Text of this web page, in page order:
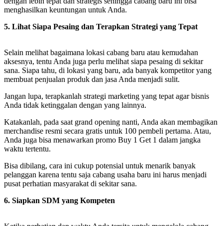
menghasilkan keuntungan untuk Anda.
5. Lihat Siapa Pesaing dan Terapkan Strategi yang Tepat
Selain melihat bagaimana lokasi cabang baru atau kemudahan
aksesnya, tentu Anda juga perlu melihat siapa pesaing di sekitar
sana. Siapa tahu, di lokasi yang baru, ada banyak kompetitor yang
membuat penjualan produk dan jasa Anda menjadi sulit.
Jangan lupa, terapkanlah strategi marketing yang tepat agar bisnis
Anda tidak ketinggalan dengan yang lainnya.
Katakanlah, pada saat grand opening nanti, Anda akan membagikan
merchandise resmi secara gratis untuk 100 pembeli pertama. Atau,
Anda juga bisa menawarkan promo Buy 1 Get 1 dalam jangka
waktu tertentu.
Bisa dibilang, cara ini cukup potensial untuk menarik banyak
pelanggan karena tentu saja cabang usaha baru ini harus menjadi
pusat perhatian masyarakat di sekitar sana.
6. Siapkan SDM yang Kompeten